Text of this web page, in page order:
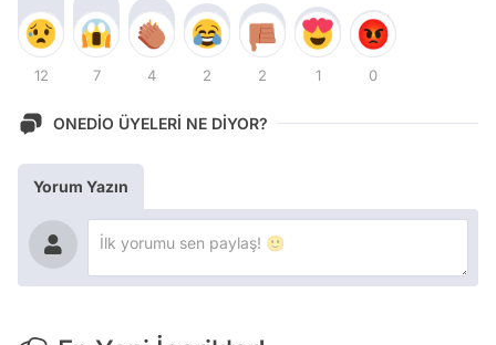
12 7 4 2 2 1 0
ONEDİO ÜYELERİ NE DİYOR?
Yorum Yazın